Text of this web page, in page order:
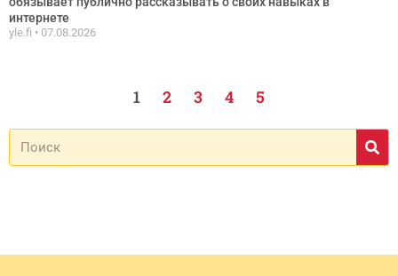
интернете
yle.fi 07.08.2026
1 2 3 4 5